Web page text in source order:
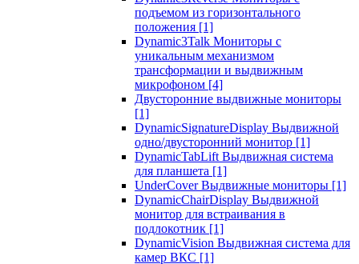
подъемом из горизонтального
положения [1]
Dynamic3Talk Мониторы с
уникальным механизмом
трансформации и выдвижным
микрофоном [4]
Двусторонние выдвижные мониторы
[1]
DynamicSignatureDisplay Выдвижной
одно/двусторонний монитор [1]
DynamicTabLift Выдвижная система
для планшета [1]
UnderCover Выдвижные мониторы [1]
DynamicChairDisplay Выдвижной
монитор для встраивания в
подлокотник [1]
DynamicVision Выдвижная система для
камер ВКС [1]